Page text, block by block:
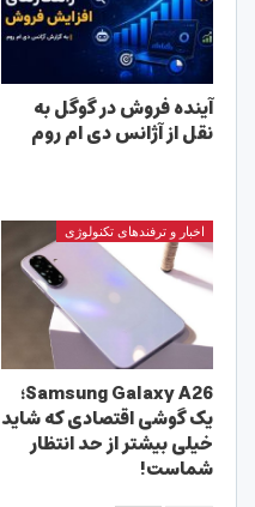
آینده فروش در گوگل به
نقل از آژانس دی ام روم
اخبار و ترفندهای تکنولوژی
Samsung Galaxy A26؛
یک گوشی اقتصادی که شاید
خیلی بیشتر از حد انتظار
شماست!